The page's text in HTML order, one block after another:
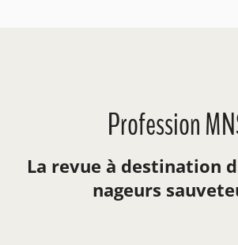
Profession
La revue à destination
nageurs